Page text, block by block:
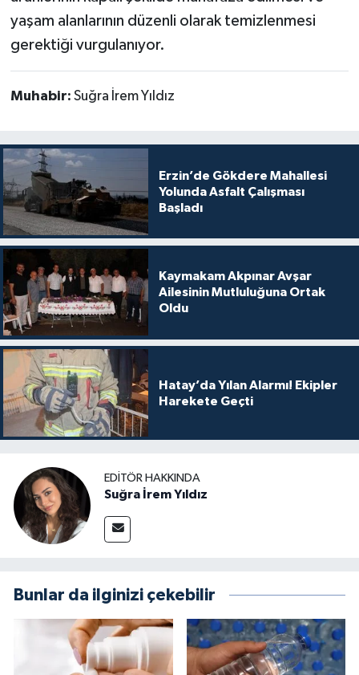
yaşam alanlarının düzenli olarak temizlenmesi
gerektiği vurgulanıyor.
Muhabir: Suğra İrem Yıldız
Erzin’de Gökdere Mahallesi
Yolunda Asfalt Çalışması
Başladı
Kaymakam Akpınar Avşar
Ailesinin Mutluluğuna Ortak
Oldu
Hatay’da Yılan Alarmı! Ekipler
Harekete Geçti
EDITÖR HAKKINDA
Suğra İrem Yıldız
Bunlar da ilginizi çekebilir